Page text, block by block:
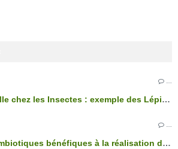
La maturation sexuelle chez les Insectes : exemple des Lépidoptères
…
Les associations symbiotiques bénéfiques à la réalisation des fonctions physiologiques de l’arbre